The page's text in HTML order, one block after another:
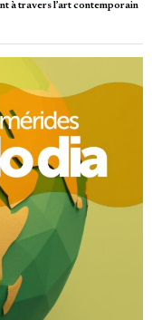
à travers l’art contemporain